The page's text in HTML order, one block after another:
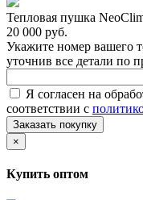
Тепловая пушка
20 000 руб.
Укажите номер вашего
уточнив все детали по
Я согласен на
соответствии с
Заказать покупку
×
Купить оптом